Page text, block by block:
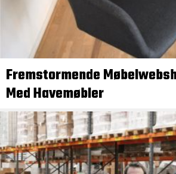
Fremstormende
Med Havemøbler